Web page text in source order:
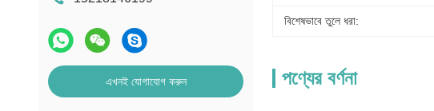
এখনই যোগাযোগ করুন
বিশেষভাবে তুলে ধরা:
পণ্যের বর্ণনা